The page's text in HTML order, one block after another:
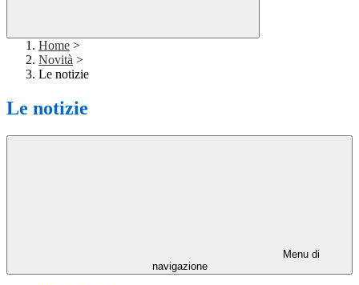
Home >
Novità >
Le notizie
Le notizie
Menu di
navigazione